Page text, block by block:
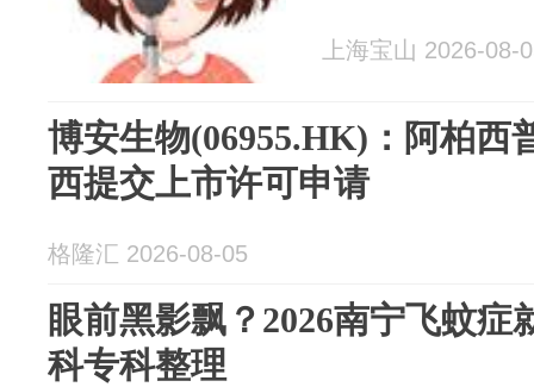
上海宝山 2026-08-
博安生物(06955.HK)：阿柏西
西提交上市许可申请
格隆汇 2026-08-05
眼前黑影飘？2026南宁飞蚊
科专科整理